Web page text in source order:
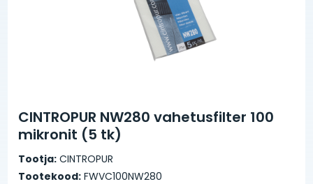
CINTROPUR NW280 vahetusfilter 100
mikronit (5 tk)
Tootja: CINTROPUR
Tootekood: FWVC100NW280